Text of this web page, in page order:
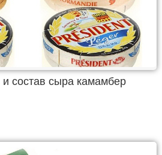
и состав сыра камамбер